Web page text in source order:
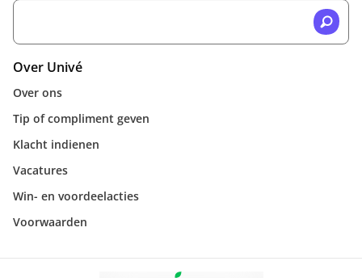
Over Univé
Over ons
Tip of compliment geven
Klacht indienen
Vacatures
Win- en voordeelacties
Voorwaarden